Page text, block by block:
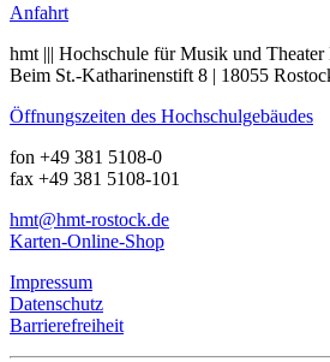
Anfahrt
hmt ||| Hochschule für Musik und Theater
Beim St.-Katharinenstift 8 | 18055
Öffnungszeiten des Hochschulgebäudes
fon +49 381 5108-0
fax +49 381 5108-101
hmt@hmt-rostock.de
Karten-Online-Shop
Impressum
Datenschutz
Barrierefreiheit